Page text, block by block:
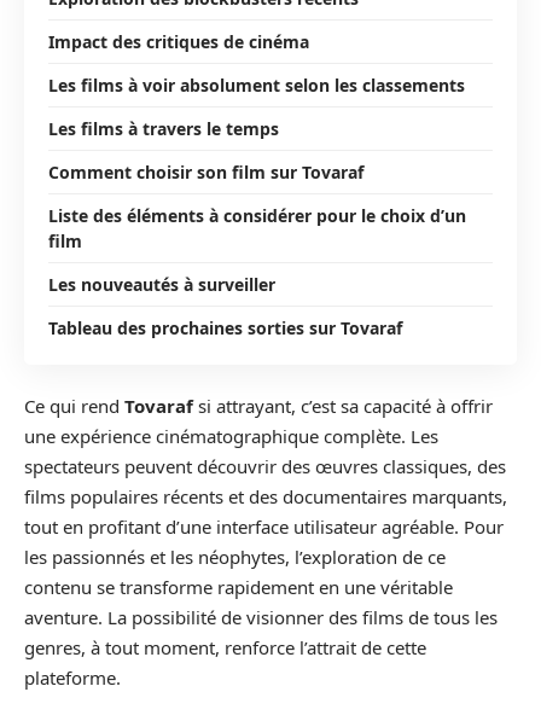
Impact des critiques de cinéma
Les films à voir absolument selon les classements
Les films à travers le temps
Comment choisir son film sur Tovaraf
Liste des éléments à considérer pour le choix d’un
film
Les nouveautés à surveiller
Tableau des prochaines sorties sur Tovaraf
Ce qui rend Tovarafsi attrayant, c’est sa capacité à offrir
une expérience cinématographique complète. Les
spectateurs peuvent découvrir des œuvres classiques, des
films populaires récents et des documentaires marquants,
tout en profitant d’une interface utilisateur agréable. Pour
les passionnés et les néophytes, l’exploration de ce
contenu se transforme rapidement en une véritable
aventure. La possibilité de visionner des films de tous les
genres, à tout moment, renforce l’attrait de cette
plateforme.